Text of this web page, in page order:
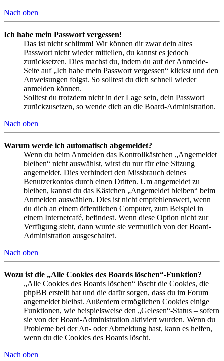
Nach oben
Ich habe mein Passwort vergessen!
Das ist nicht schlimm! Wir können dir zwar dein altes
Passwort nicht wieder mitteilen, du kannst es jedoch
zurücksetzen. Dies machst du, indem du auf der Anmelde-
Seite auf „Ich habe mein Passwort vergessen“ klickst und den
Anweisungen folgst. So solltest du dich schnell wieder
anmelden können.
Solltest du trotzdem nicht in der Lage sein, dein Passwort
zurückzusetzen, so wende dich an die Board-Administration.
Nach oben
Warum werde ich automatisch abgemeldet?
Wenn du beim Anmelden das Kontrollkästchen „Angemeldet
bleiben“ nicht auswählst, wirst du nur für eine Sitzung
angemeldet. Dies verhindert den Missbrauch deines
Benutzerkontos durch einen Dritten. Um angemeldet zu
bleiben, kannst du das Kästchen „Angemeldet bleiben“ beim
Anmelden auswählen. Dies ist nicht empfehlenswert, wenn
du dich an einem öffentlichen Computer, zum Beispiel in
einem Internetcafé, befindest. Wenn diese Option nicht zur
Verfügung steht, dann wurde sie vermutlich von der Board-
Administration ausgeschaltet.
Nach oben
Wozu ist die „Alle Cookies des Boards löschen“-Funktion?
„Alle Cookies des Boards löschen“ löscht die Cookies, die
phpBB erstellt hat und die dafür sorgen, dass du im Forum
angemeldet bleibst. Außerdem ermöglichen Cookies einige
Funktionen, wie beispielsweise den „Gelesen“-Status – sofern
sie von der Board-Administration aktiviert wurden. Wenn du
Probleme bei der An- oder Abmeldung hast, kann es helfen,
wenn du die Cookies des Boards löscht.
Nach oben